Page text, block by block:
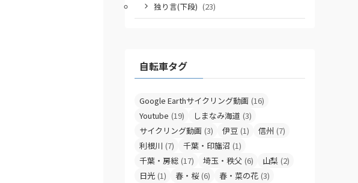
独り言(下段) (23)
自転車タグ
Google Earthサイクリング動画 (16)
Youtube (19) しまなみ海道 (3)
サイクリング動画 (3) 伊豆 (1) 信州 (7)
利根川 (7) 千葉・印旛沼 (1)
千葉・房総 (17) 埼玉・秩父 (6) 山梨 (2)
日光 (1) 春・桜 (6) 春・菜の花 (3)